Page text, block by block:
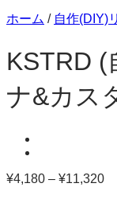
ホーム / 自作(DIY)
KSTRD (
ナ&カス
¥4,180 – ¥11,320価